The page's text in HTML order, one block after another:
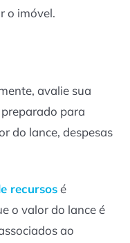
o imóvel.
avalie sua
para
do lance, despesas
recursosé
o valor do lance é
ao